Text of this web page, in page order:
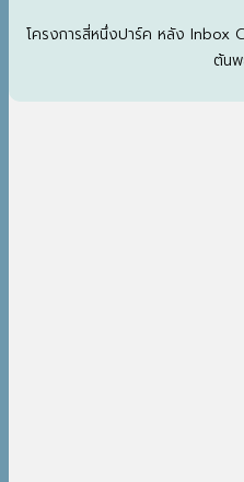
โครงการสี่หนึ่งปาร์ค หลัง
ต้น